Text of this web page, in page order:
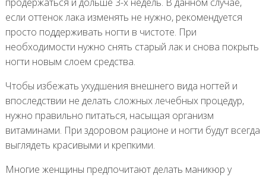
если оттенок лака изменять не нужно, рекомендуется
просто поддерживать ногти в чистоте. При
необходимости нужно снять старый лак и снова покрыть
ногти новым слоем средства.
Чтобы избежать ухудшения внешнего вида ногтей и
впоследствии не делать сложных лечебных процедур,
нужно правильно питаться, насыщая организм
витаминами. При здоровом рационе и ногти будут всегда
выглядеть красивыми и крепкими.
Многие женщины предпочитают делать маникюр у